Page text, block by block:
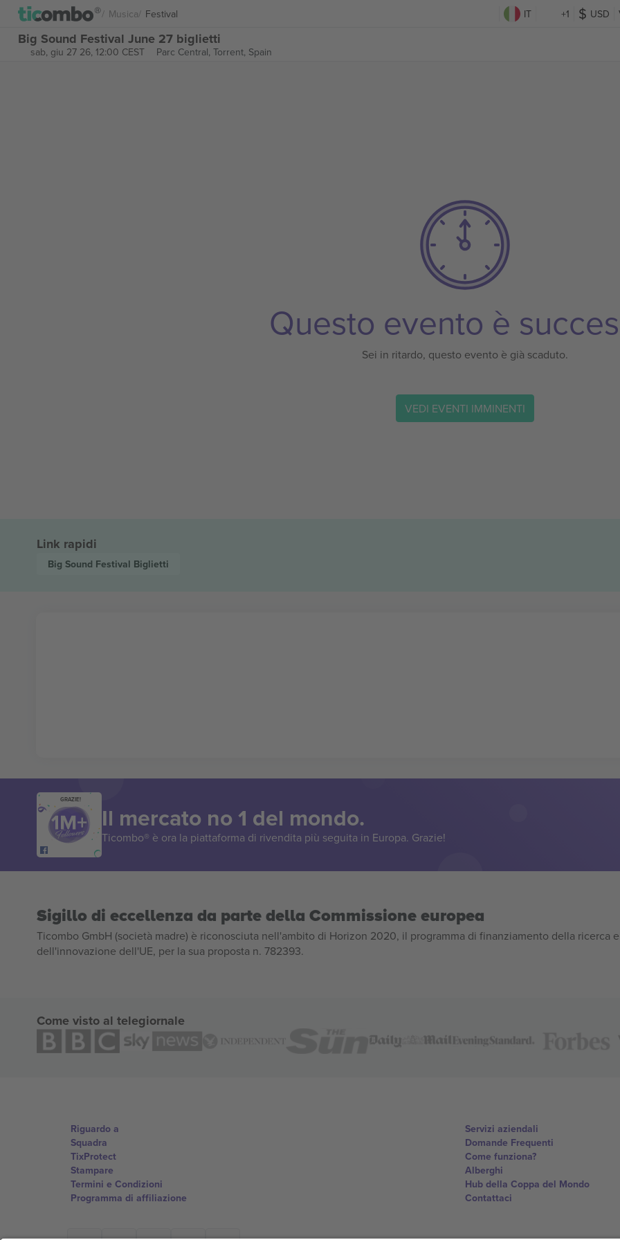
Musica Festival IT +1 USD
Big Sound Festival June 27 biglietti
sab, giu 27 26, 12:00 CEST Parc Central, Torrent, Spain
Questo evento è
Sei in ritardo, questo evento è già scaduto.
VEDI EVENTI IMMINENTI
Link rapidi
Big Sound Festival Biglietti
GRAZIE!
Il mercato no 1 del mondo.
Ticombo® è ora la piattaforma di rivendita più seguita in Europa. Grazie!
Sigillo di eccellenza da parte della Commissione europea
Ticombo GmbH (società madre) è riconosciuta nell'ambito di Horizon 2020, il programma di finanziamento della ricerca e
dell'innovazione dell'UE, per la sua proposta n. 782393.
Come visto al telegiornale
Riguardo a
Squadra
TixProtect
Stampare
Termini e Condizioni
Programma di affiliazione
Servizi aziendali
Domande Frequenti
Come funziona?
Alberghi
Hub della Coppa del Mondo
Contattaci